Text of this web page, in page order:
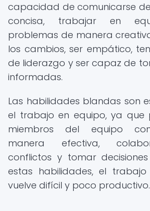
capacidad de comunicarse
concisa, trabajar en
problemas de manera
los cambios, ser empático,
de liderazgo y ser capaz de
informadas.
Las habilidades blandas son
el trabajo en equipo, ya que
miembros del equipo
manera efectiva,
conflictos y tomar decisiones
estas habilidades, el
vuelve difícil y poco productivo.